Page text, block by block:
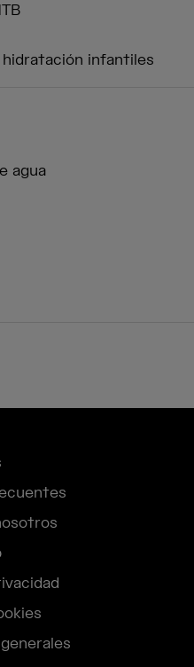
infantiles
agua